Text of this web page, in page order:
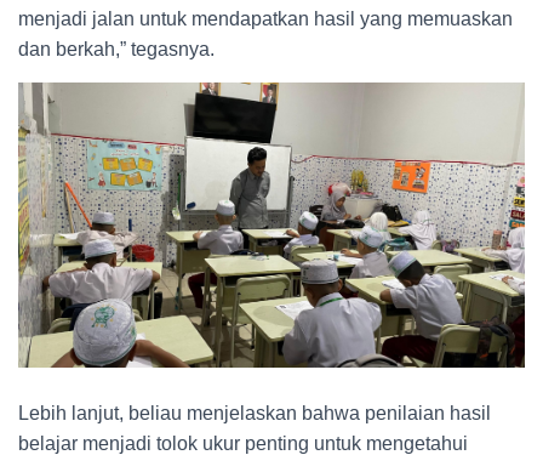
menjadi jalan untuk mendapatkan hasil yang memuaskan
dan berkah,” tegasnya.
Lebih lanjut, beliau menjelaskan bahwa penilaian hasil
belajar menjadi tolok ukur penting untuk mengetahui